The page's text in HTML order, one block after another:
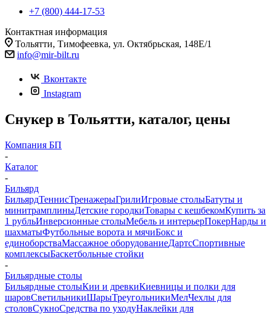
+7 (800) 444-17-53
Контактная информация
Тольятти, Тимофеевка, ул. Октябрьская, 148Е/1
info@mir-bilt.ru
Вконтакте
Instagram
Снукер в Тольятти, каталог, цены
Компания БП
-
Каталог
-
Бильярд
БильярдТеннисТренажерыГрилиИгровые столыБатуты и
минитрамплиныДетские городкиТовары с кешбекомКупить за
1 рубльИнверсионные столыМебель и интерьерПокерНарды и
шахматыФутбольные ворота и мячиБокс и
единоборстваМассажное оборудованиеДартсСпортивные
комплексыБаскетбольные стойки
-
Бильярдные столы
Бильярдные столыКии и древкиКиевницы и полки для
шаровСветильникиШарыТреугольникиМелЧехлы для
столовСукноСредства по уходуНаклейки для